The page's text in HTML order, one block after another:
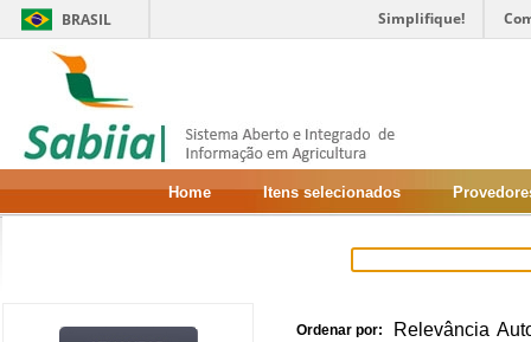
BRASIL Simplifique!
Home Itens selecionados
Ordenar por: Relevância